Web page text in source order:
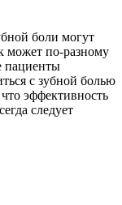
боли могут
может по-разному
пациенты
с зубной болью
эффективность
следует